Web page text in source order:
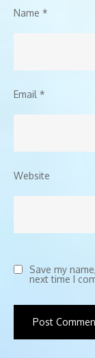
Name *
Email *
Website
Save my
next time I